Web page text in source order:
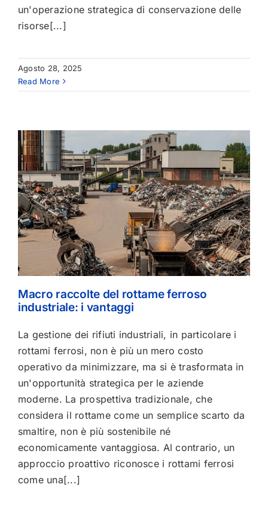
un'operazione strategica di conservazione delle
risorse[...]
Agosto 28, 2025
Read More
Macro raccolte del rottame ferroso
industriale: i vantaggi
La gestione dei rifiuti industriali, in particolare i
rottami ferrosi, non è più un mero costo
operativo da minimizzare, ma si è trasformata in
un'opportunità strategica per le aziende
moderne. La prospettiva tradizionale, che
considera il rottame come un semplice scarto da
smaltire, non è più sostenibile né
economicamente vantaggiosa. Al contrario, un
approccio proattivo riconosce i rottami ferrosi
come una[...]